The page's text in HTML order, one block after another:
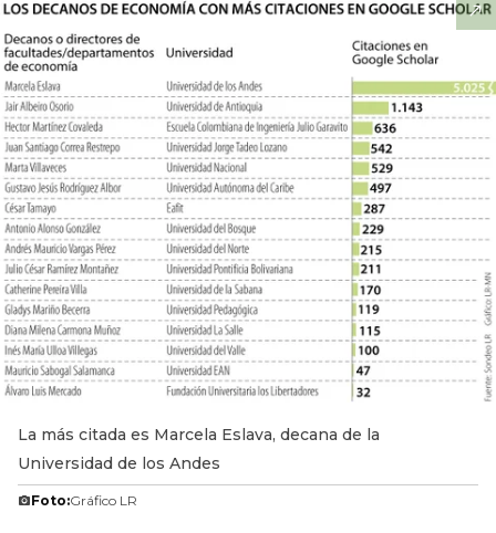
La más citada es Marcela Eslava, decana de la
Universidad de los Andes
Foto:Gráfico LR